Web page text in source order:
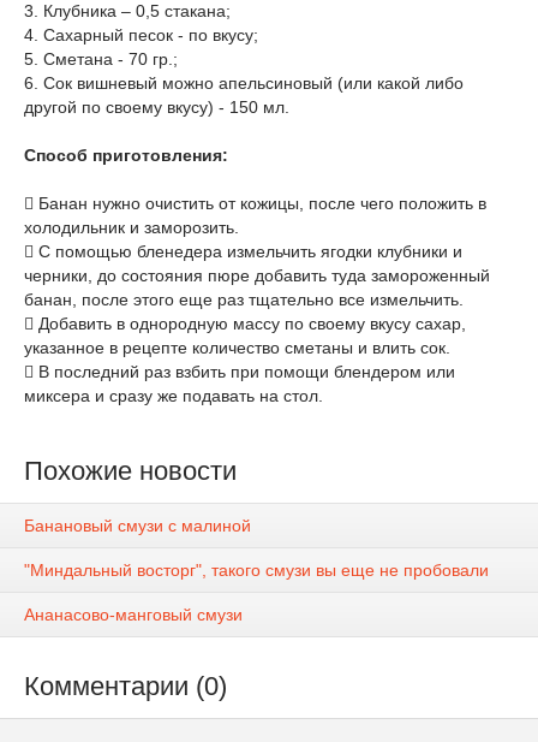
3. Клубника – 0,5 стакана;
4. Сахарный песок - по вкусу;
5. Сметана - 70 гр.;
6. Сок вишневый можно апельсиновый (или какой либо
другой по своему вкусу) - 150 мл.
Способ приготовления:
 Банан нужно очистить от кожицы, после чего положить в
холодильник и заморозить.
 С помощью бленедера измельчить ягодки клубники и
черники, до состояния пюре добавить туда замороженный
банан, после этого еще раз тщательно все измельчить.
 Добавить в однородную массу по своему вкусу сахар,
указанное в рецепте количество сметаны и влить сок.
 В последний раз взбить при помощи блендером или
миксера и сразу же подавать на стол.
Похожие новости
Банановый смузи с малиной
"Миндальный восторг", такого смузи вы еще не пробовали
Ананасово-манговый смузи
Комментарии (0)